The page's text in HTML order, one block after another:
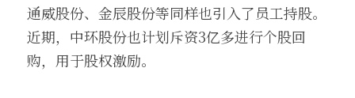
通威股份、金辰股份等同样也引入了员工持股。
近期，中环股份也计划斥资3亿多进行个股回
购，用于股权激励。